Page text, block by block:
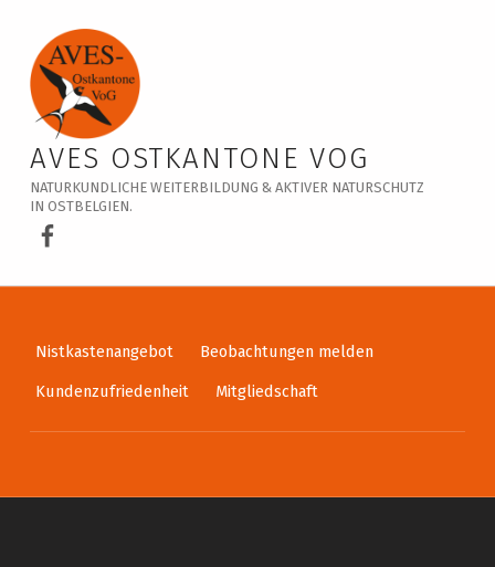
Veranstaltungskalender – AVES Ostkantone VoG
AVES OSTKANTONE VOG
NATURKUNDLICHE WEITERBILDUNG & AKTIVER NATURSCHUTZ
IN OSTBELGIEN.
AVES Ostkantone bei Facebook
Nistkastenangebot
Beobachtungen melden
Kundenzufriedenheit
Mitgliedschaft